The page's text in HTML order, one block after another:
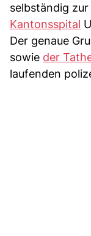
selbständig
Kantonsspital
Der genaue
sowie der
laufenden